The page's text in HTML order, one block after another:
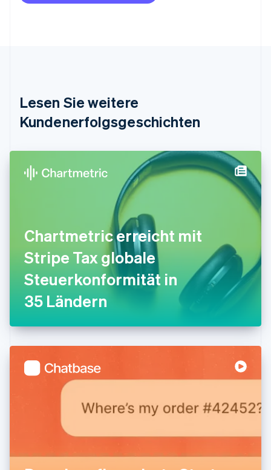
Lesen Sie weitere
Kundenerfolgsgeschichten
Chartmetric erreicht mit
Stripe Tax globale
Steuerkonformität in
35 Ländern
NederlandsFrançaisDeutschEnglish
DeutschEnglish
English
简体中文English
EnglishSvenska
Griechenland
Indien
English
Irland
English
Japan
日本語English
Kanada
EnglishFrançais
Kroatien
English
Liechtenstein
Litauen